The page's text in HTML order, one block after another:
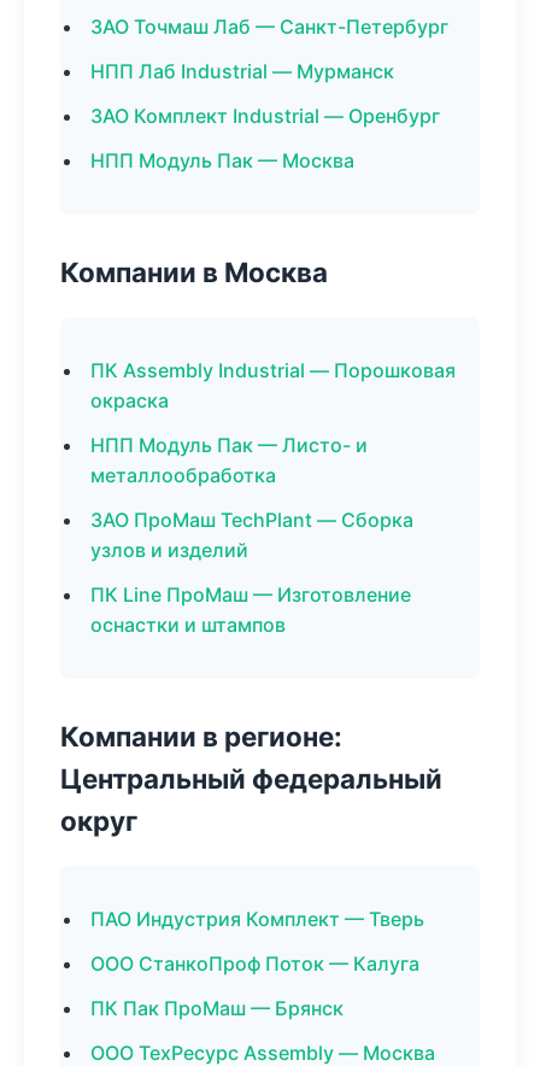
ЗАО Точмаш Лаб — Санкт-Петербург
НПП Лаб Industrial — Мурманск
ЗАО Комплект Industrial — Оренбург
НПП Модуль Пак — Москва
Компании в Москва
ПК Assembly Industrial — Порошковая
окраска
НПП Модуль Пак — Листо- и
металлообработка
ЗАО ПроМаш TechPlant — Сборка
узлов и изделий
ПК Line ПроМаш — Изготовление
оснастки и штампов
Компании в регионе:
Центральный федеральный
округ
ПАО Индустрия Комплект — Тверь
ООО СтанкоПроф Поток — Калуга
ПК Пак ПроМаш — Брянск
ООО ТехРесурс Assembly — Москва